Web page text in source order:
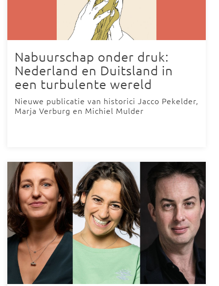
Nabuurschap onder druk:
Nederland en Duitsland in
een turbulente wereld
Nieuwe publicatie van historici Jacco Pekelder,
Marja Verburg en Michiel Mulder